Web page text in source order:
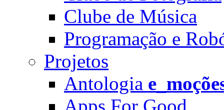
Clube de Música
Programação e
Projetos
Antologia